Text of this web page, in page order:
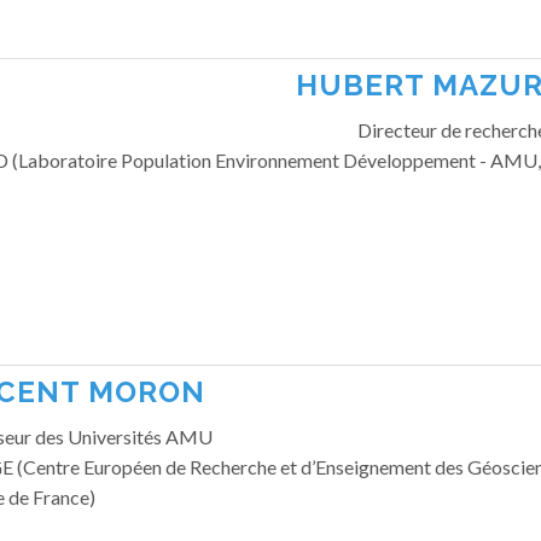
HUBERT
Directeur de
(Laboratoire Population Environnement Développement -
MORON
des Universités AMU
(Centre Européen de Recherche et d’Enseignement des
de France)